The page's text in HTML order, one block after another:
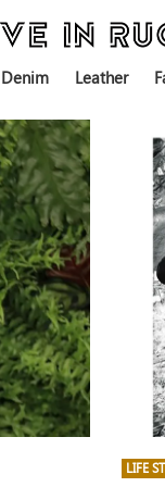
Denim Leather
LIFE